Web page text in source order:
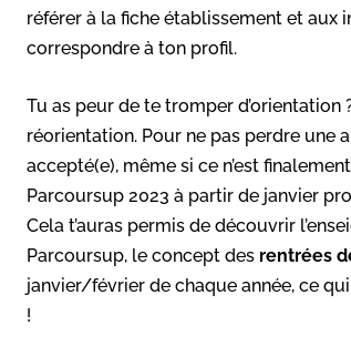
référer à la fiche établissement et
correspondre à ton profil.
Tu as peur de te tromper d’orientation
réorientation. Pour ne pas perdre une
accepté(e), même si ce n’est
Parcoursup 2023 à partir de janvier
Cela t’auras permis de découvrir
Parcoursup, le concept des rentrées
janvier/février de chaque année, ce
!